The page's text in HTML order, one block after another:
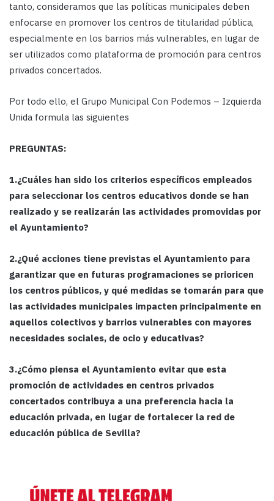
tanto, consideramos que las políticas municipales deben
enfocarse en promover los centros de titularidad pública,
especialmente en los barrios más vulnerables, en lugar de
ser utilizados como plataforma de promoción para centros
privados concertados.
Por todo ello, el Grupo Municipal Con Podemos – Izquierda
Unida formula las siguientes
PREGUNTAS:
1.¿Cuáles han sido los criterios específicos empleados
para seleccionar los centros educativos donde se han
realizado y se realizarán las actividades promovidas por
el Ayuntamiento?
2.¿Qué acciones tiene previstas el Ayuntamiento para
garantizar que en futuras programaciones se prioricen
los centros públicos, y qué medidas se tomarán para que
las actividades municipales impacten principalmente en
aquellos colectivos y barrios vulnerables con mayores
necesidades sociales, de ocio y educativas?
3.¿Cómo piensa el Ayuntamiento evitar que esta
promoción de actividades en centros privados
concertados contribuya a una preferencia hacia la
educación privada, en lugar de fortalecer la red de
educación pública de Sevilla?